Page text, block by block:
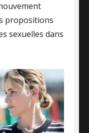
propositions
sexuelles dans